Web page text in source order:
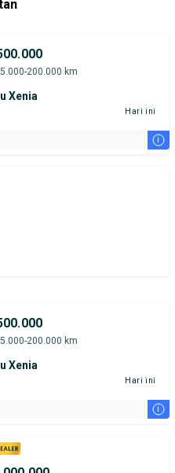
200.000 km
Xenia
Hari ini
i
200.000 km
Xenia
Hari ini
i